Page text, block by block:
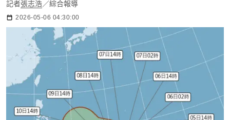
記者張志浩／綜合報導
2026-05-06 04:30:00